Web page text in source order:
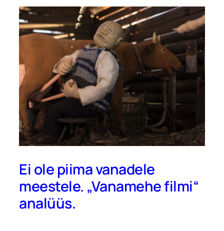
Ei ole piima vanadele
meestele. „Vanamehe filmi“
analüüs.